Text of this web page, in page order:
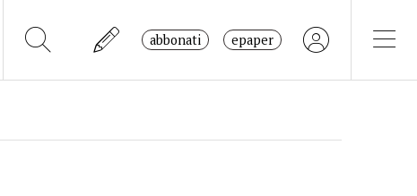
abbonati epaper